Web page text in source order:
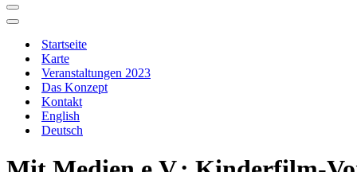
Navigationsmenü
Navigationsmenü
Startseite
Karte
Veranstaltungen 2023
Das Konzept
Kontakt
English
Deutsch